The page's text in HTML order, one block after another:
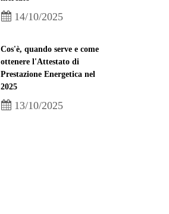
14/10/2025
Cos'è, quando serve e come
ottenere l'Attestato di
Prestazione Energetica nel
2025
13/10/2025